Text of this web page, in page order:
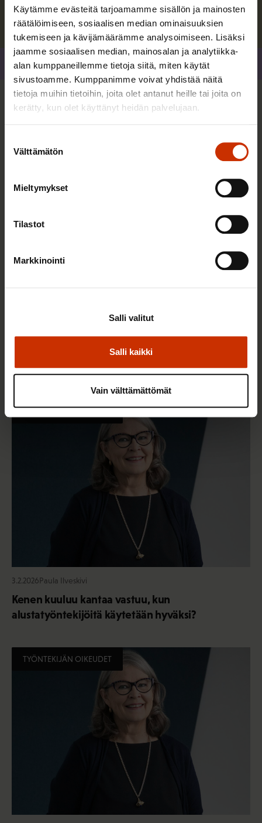
Käytämme evästeitä tarjoamamme sisällön ja mainosten
räätälöimiseen, sosiaalisen median ominaisuuksien
tukemiseen ja kävijämäärämme analysoimiseen. Lisäksi
jaamme sosiaalisen median, mainosalan ja analytiikka-
alan kumppaneillemme tietoja siitä, miten käytät
sivustoamme. Kumppanimme voivat yhdistää näitä
tietoja muihin tietoihin, joita olet antanut heille tai joita on
kerätty, kun olet käyttänyt heidän palvelujaan.
valinta
Välttämätön
Mieltymykset
Tilastot
Markkinointi
Salli kaikki
Salli valitut
Vain välttämättömät
Lue lisää kirjoittajasta
Jaa
Lisää kirjoittajalta
TYÖNTEKIJÄN OIKEUDET
KHO vahvisti: Wolt-lähetit ovat työsuhteessa
eivätkä itsensä työllistäjiä – viranomaisten on nyt
herättävä toimimaan
TYÖNTEKIJÄN OIKEUDET
3.2.2026Paula Ilveskivi
Kenen kuuluu kantaa vastuu, kun
alustatyöntekijöitä käytetään hyväksi?
TYÖNTEKIJÄN OIKEUDET